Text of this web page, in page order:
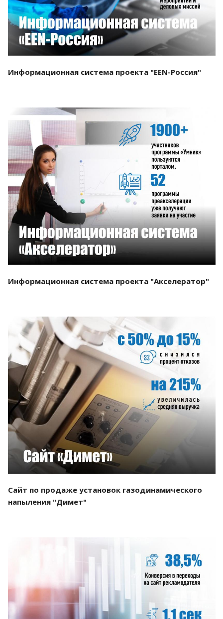
Информационная система проекта "EEN-Россия"
Смотреть проект
Информационная система проекта "Акселератор"
Смотреть проект
Сайт по продаже установок газодинамического
напыления "Димет"